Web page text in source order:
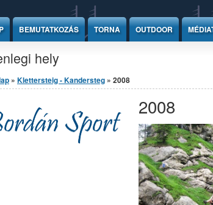
BEMUTATKOZÁS TORNA OUTDOOR
hely
» Klettersteig - Kandersteg » 2008
2008